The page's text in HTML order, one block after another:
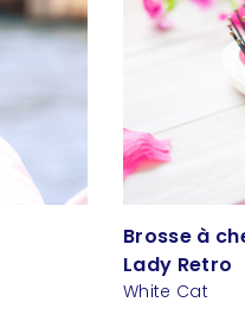
Brosse à
Lady Retro
White Cat